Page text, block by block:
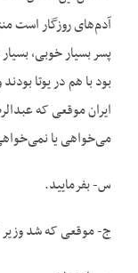
آدم‌های روزگار است
پسر بسیار خوبی،
بود با هم در یوتا
ایران موقعی که
می‌خواهی یا
س- بفرمایید.
ج- موقعی که شد وزیر